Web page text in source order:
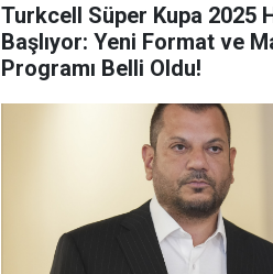
Turkcell Süper Kupa 2025
Başlıyor: Yeni Format ve
Programı Belli Oldu!